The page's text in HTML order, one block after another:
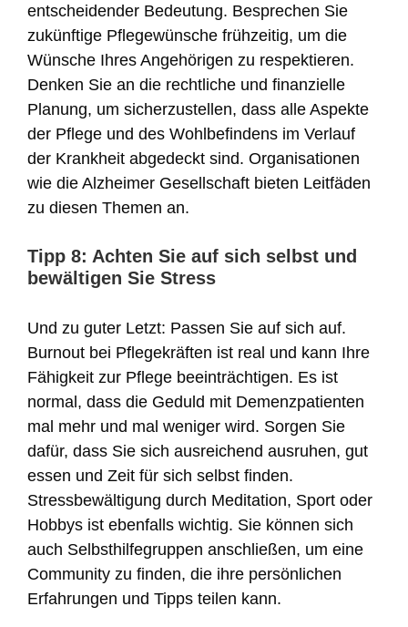
entscheidender Bedeutung. Besprechen Sie
zukünftige Pflegewünsche frühzeitig, um die
Wünsche Ihres Angehörigen zu respektieren.
Denken Sie an die rechtliche und finanzielle
Planung, um sicherzustellen, dass alle Aspekte
der Pflege und des Wohlbefindens im Verlauf
der Krankheit abgedeckt sind. Organisationen
wie die Alzheimer Gesellschaft bieten Leitfäden
zu diesen Themen an.
Tipp 8: Achten Sie auf sich selbst und
bewältigen Sie Stress
Und zu guter Letzt: Passen Sie auf sich auf.
Burnout bei Pflegekräften ist real und kann Ihre
Fähigkeit zur Pflege beeinträchtigen. Es ist
normal, dass die Geduld mit Demenzpatienten
mal mehr und mal weniger wird. Sorgen Sie
dafür, dass Sie sich ausreichend ausruhen, gut
essen und Zeit für sich selbst finden.
Stressbewältigung durch Meditation, Sport oder
Hobbys ist ebenfalls wichtig. Sie können sich
auch Selbsthilfegruppen anschließen, um eine
Community zu finden, die ihre persönlichen
Erfahrungen und Tipps teilen kann.